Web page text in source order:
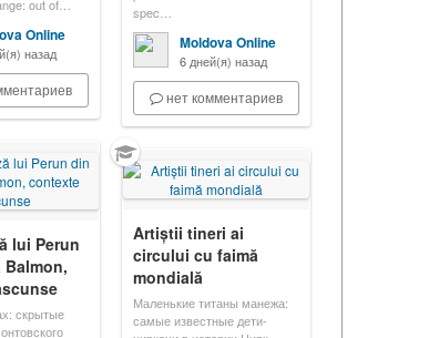
out of…
Online
назад
spec…
Moldova Online
6 дней(я) назад
нет комментариев
lui Perun
скрытые
Artiștii tineri ai
circului cu faimă
mondială
Маленькие титаны манежа:
самые известные дети-